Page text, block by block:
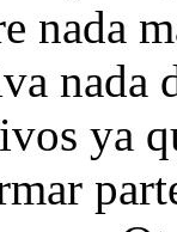
nada
nada
ya